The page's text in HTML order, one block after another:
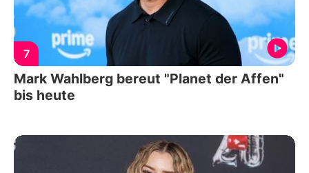
7
Mark Wahlberg bereut "Planet der Affen"
bis heute